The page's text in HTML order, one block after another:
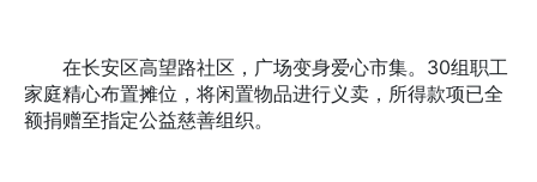
在长安区高望路社区，广场变身爱心市集。30组职工
家庭精心布置摊位，将闲置物品进行义卖，所得款项已全
额捐赠至指定公益慈善组织。